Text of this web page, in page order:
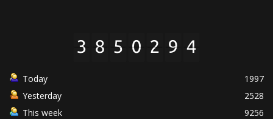
Today
1997
Yesterday
2528
This week
9256